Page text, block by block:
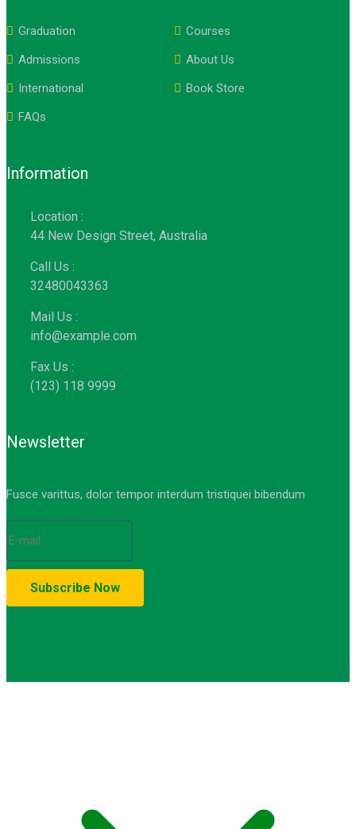
Graduation
Courses
Admissions
About Us
International
Book Store
FAQs
Information
Location :
44 New Design Street, Australia
Call Us :
32480043363
Mail Us :
info@example.com
Fax Us :
(123) 118 9999
Newsletter
Fusce varittus, dolor tempor interdum tristiquei bibendum